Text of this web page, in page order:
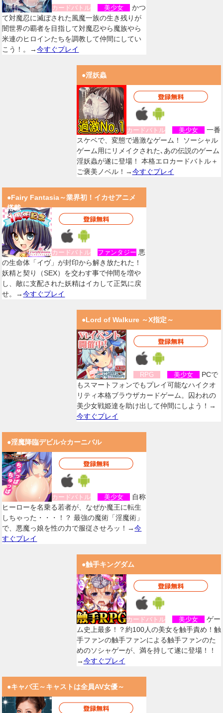
カードバトル 美少女
かつ
て対魔忍に滅ぼされた風魔一族の生き残りが
闇世界の覇者を目指して対魔忍やら魔族やら
米連のヒロインたちを調教して仲間にしてい
こう！。→今すぐプレイ
●淫妖蟲
カードバトル 美少女
一番
スケベで、変態で過激なゲーム！ ソーシャル
ゲーム用にリメイクされた､あの伝説のゲーム
淫妖蟲が遂に登場！ 本格エロカードバトル＋
ご褒美ノベル！→今すぐプレイ
●Fairy Fantasia～業界初！イカせアニメ
搭載
カードバトル ファンタジー 悪
の生命体「イヴ」が封印から解き放たれた！
妖精と契り（SEX）を交わす事で仲間を増や
し、敵に支配された妖精はイカして正気に戻
せ。→今すぐプレイ
●Lord of Walkure ～X指定～
RPG 美少女
PCで
もスマートフォンでもプレイ可能なハイクオ
リティ本格ブラウザカードゲーム。囚われの
美少女戦姫達を助け出して仲間にしよう！→
今すぐプレイ
●淫魔降臨デビル☆カーニバル
カードバトル 美少女
自称
ヒーローを名乗る若者が、なぜか魔王に転生
しちゃった・・・！？ 最強の魔術「淫魔術」
で、悪魔っ娘を性の力で服従させろッ！→今
すぐプレイ
●触手キングダム
カードバトル 美少女
ゲー
ム史上最多！？約100人の美女を触手責め！触
手ファンの触手ファンによる触手ファンのた
めのソシャゲーが、満を持して遂に登場！！
→今すぐプレイ
●キャバ王～キャストは全員AV女優～